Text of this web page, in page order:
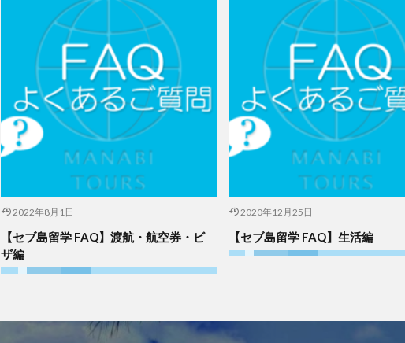
2022年8月1日
【セブ島留学 FAQ】渡航・航空券・ビ
ザ編
2020年12月25日
【セブ島留学 FAQ】生活編